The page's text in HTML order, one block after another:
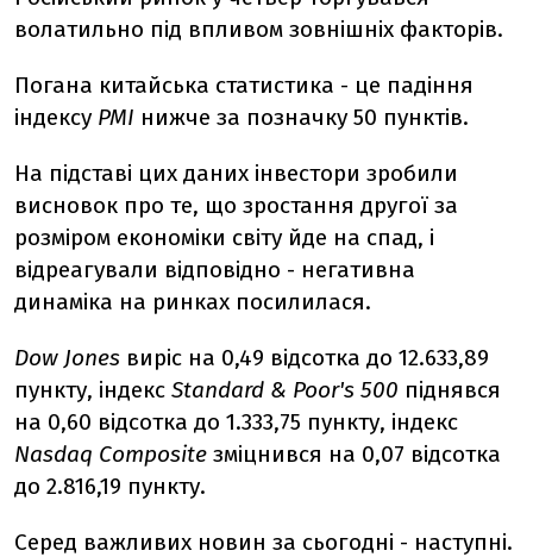
волатильно під впливом зовнішніх факторів.
Погана китайська статистика - це падіння
індексу PMI нижче за позначку 50 пунктів.
На підставі цих даних інвестори зробили
висновок про те, що зростання другої за
розміром економіки світу йде на спад, і
відреагували відповідно - негативна
динаміка на ринках посилилася.
Dow Jones виріс на 0,49 відсотка до 12.633,89
пункту, індекс Standard & Poor's 500 піднявся
на 0,60 відсотка до 1.333,75 пункту, індекс
Nasdaq Composite зміцнився на 0,07 відсотка
до 2.816,19 пункту.
Серед важливих новин за сьогодні - наступні.